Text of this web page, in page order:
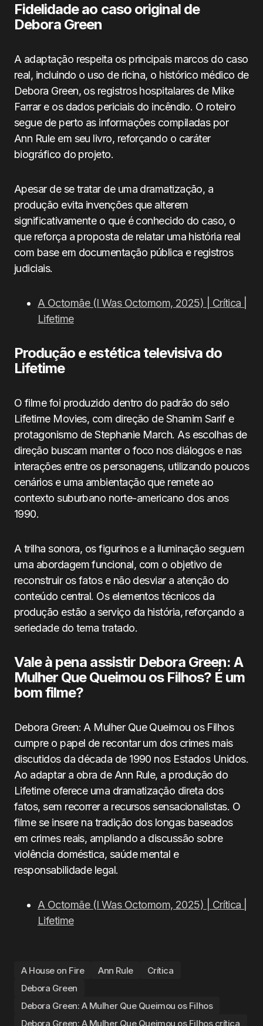
Fidelidade ao caso original de
Debora Green
A adaptação respeita os principais marcos do caso
real, incluindo o uso de ricina, o histórico médico de
Debora Green, os registros hospitalares de Mike
Farrar e os dados periciais do incêndio. O roteiro
segue de perto as informações compiladas por
Ann Rule em seu livro, reforçando o caráter
biográfico do projeto.
Apesar de se tratar de uma dramatização, a
produção evita invenções que alterem
significativamente o que é conhecido do caso, o
que reforça a proposta de relatar uma história real
com base em documentação pública e registros
judiciais.
A Octomãe (I Was Octomom, 2025) | Crítica |
Lifetime
Produção e estética televisiva do
Lifetime
O filme foi produzido dentro do padrão do selo
Lifetime Movies, com direção de Shamim Sarif e
protagonismo de Stephanie March. As escolhas de
direção buscam manter o foco nos diálogos e nas
interações entre os personagens, utilizando poucos
cenários e uma ambientação que remete ao
contexto suburbano norte-americano dos anos
1990.
A trilha sonora, os figurinos e a iluminação seguem
uma abordagem funcional, com o objetivo de
reconstruir os fatos e não desviar a atenção do
conteúdo central. Os elementos técnicos da
produção estão a serviço da história, reforçando a
seriedade do tema tratado.
Vale à pena assistir Debora Green: A
Mulher Que Queimou os Filhos? É um
bom filme?
Debora Green: A Mulher Que Queimou os Filhos
cumpre o papel de recontar um dos crimes mais
discutidos da década de 1990 nos Estados Unidos.
Ao adaptar a obra de Ann Rule, a produção do
Lifetime oferece uma dramatização direta dos
fatos, sem recorrer a recursos sensacionalistas. O
filme se insere na tradição dos longas baseados
em crimes reais, ampliando a discussão sobre
violência doméstica, saúde mental e
responsabilidade legal.
A Octomãe (I Was Octomom, 2025) | Crítica |
Lifetime
A House on Fire Ann Rule
Crítica
Debora Green
Debora Green: A Mulher Que Queimou os Filhos
Debora Green: A Mulher Que Queimou os Filhos crítica